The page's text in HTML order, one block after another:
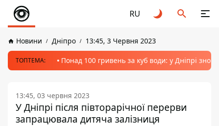
RU
Новини Дніпро 13:45, 3 Червня 2023
ТОПТЕМА: Понад 100 гривень за куб води: у Дніпрі
13:45, 03 червня 2023
У Дніпрі після півторарічної перерви
запрацювала дитяча залізниця